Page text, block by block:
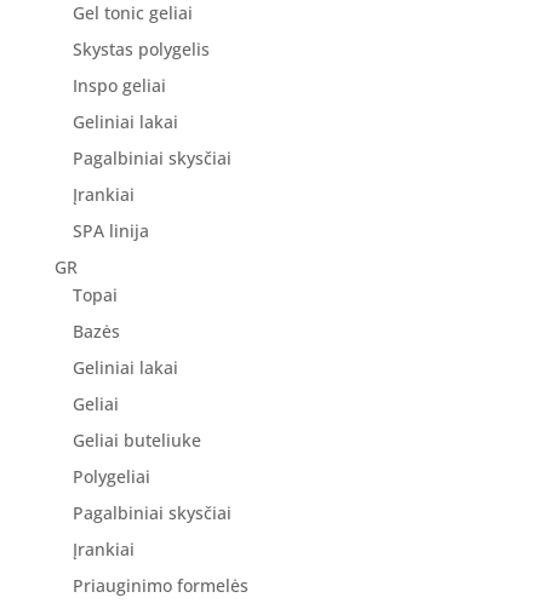
Gel tonic geliai
Skystas polygelis
Inspo geliai
Geliniai lakai
Pagalbiniai skysčiai
Įrankiai
SPA linija
GR
Topai
Bazės
Geliniai lakai
Geliai
Geliai buteliuke
Polygeliai
Pagalbiniai skysčiai
Įrankiai
Priauginimo formelės